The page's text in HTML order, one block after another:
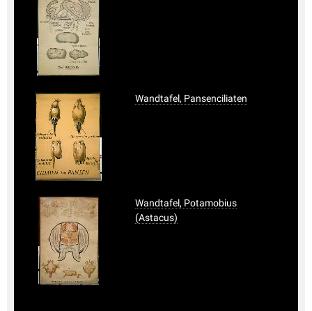
Wandtafel, Pansenciliaten
Wandtafel, Potamobius
(Astacus)